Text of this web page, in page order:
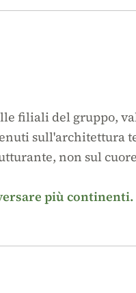
filiali del gruppo,
sull'architettura
non sul
più continenti.